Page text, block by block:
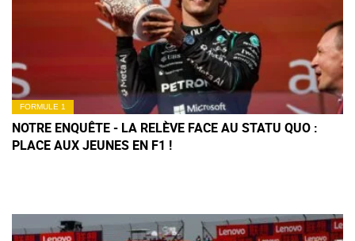
FORMULE 1
NOTRE ENQUÊTE - LA RELÈVE FACE AU STATU QUO :
PLACE AUX JEUNES EN F1 !